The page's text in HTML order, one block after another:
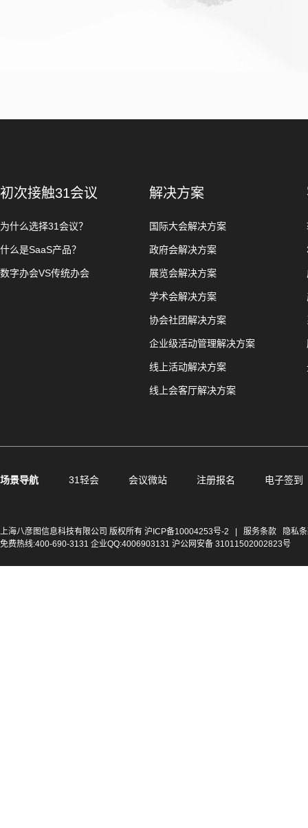
初次接触31会议
为什么选择31会议？
什么是SaaS产品？
数字办会VS传统办会
解决方案
国际大会解决方案
政府会解决方案
展览会解决方案
学术会解决方案
协会社团解决方案
企业级活动管理解决方案
线上活动解决方案
线上会客厅解决方案
场景导航 31轻会 会议微站 注册报名 电子签到
上海八彦图信息科技有限公司 版权所有 沪ICP备10004253号-2 服务条款
隐私
免费热线:400-690-3131 企业QQ:4006903131 沪公网安备 31011502002823号